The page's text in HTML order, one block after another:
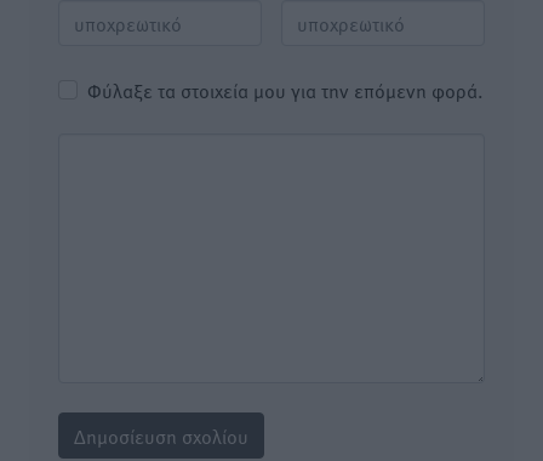
Φύλαξε τα στοιχεία μου για την επόμενη φορά.